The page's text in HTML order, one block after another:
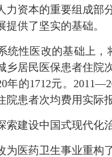
力资本的重要组成部
提供了坚实的基础。
性医改的基础上，将
乡居民医保患者住院
年的1712元。
院患者次均费用实际
建设中国式现代化
药卫生事业重构了